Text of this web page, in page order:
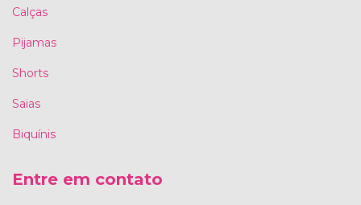
Calças
Pijamas
Shorts
Saias
Biquínis
Entre em contato